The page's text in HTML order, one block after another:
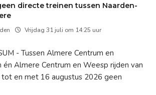
directe treinen tussen Naarden-
Vrijdag 31 juli om 14:25 uur
- Tussen Almere Centrum en
én Almere Centrum en Weesp rijden van
en met 16 augustus 2026 geen